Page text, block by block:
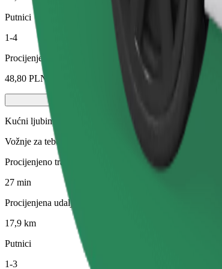
Putnici
1-4
Procijenjena cijena
48,80 PLN
Kućni ljubimci
Vožnje za tebe i tvog ljubimca. Psi moraju nositi
Procijenjeno trajanje putovanja
27 min
Procijenjena udaljenost
17,9 km
Putnici
1-3